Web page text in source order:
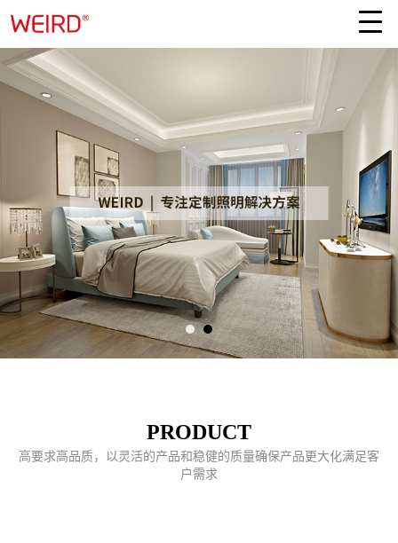
PRODUCT
高要求高品质，以灵活的产品和稳健的质量确保产品更大化满足客
户需求